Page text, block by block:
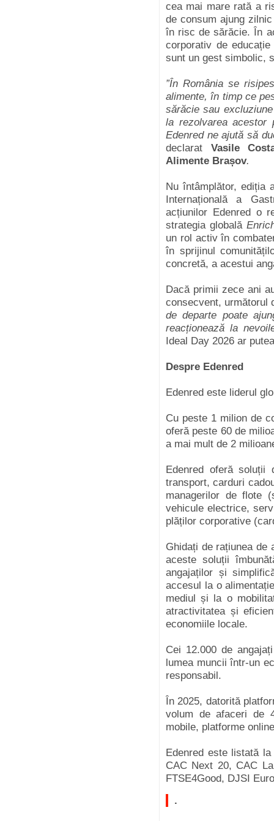
cea mai mare rată a
de consum ajung
în risc de sărăcie. În
corporativ de
sunt un gest simbolic,
”În România se
alimente, în timp ce
sărăcie sau
la rezolvarea acestor
Edenred ne ajută să
declarat Vasile
Alimente Brașov.
Nu întâmplător, ediția
Internațională a
acțiunilor Edenred o
strategia globală
un rol activ în
în sprijinul
concretă, a acestui
Dacă primii zece ani
consecvent, următorul
de departe poate
reacționează la
Ideal Day 2026 ar
Despre Edenred
Edenred este liderul
Cu peste 1 milion de
oferă peste 60 de
a mai mult de 2
Edenred oferă soluții
transport, carduri
managerilor de flote
vehicule electrice,
plăților corporative
Ghidați de rațiunea de
aceste soluții
angajaților și
accesul la o
mediul și la o
atractivitatea și
economiile locale.
Cei 12.000 de
lumea muncii într-un
responsabil.
În 2025, datorită
volum de afaceri de
mobile, platforme
Edenred este listată
CAC Next 20, CAC
FTSE4Good, DJSI
.